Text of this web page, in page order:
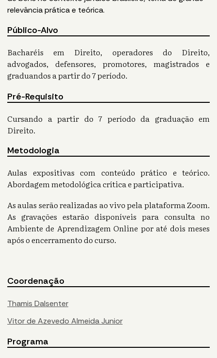
relevância prática e teórica.
Público-Alvo
Bacharéis em Direito, operadores do Direito,
advogados, defensores, promotores, magistrados e
graduandos a partir do 7 período.
Pré-Requisito
Cursando a partir do 7 período da graduação em
Direito.
Metodologia
Aulas expositivas com conteúdo prático e teórico.
Abordagem metodológica crítica e participativa.
As aulas serão realizadas ao vivo pela plataforma Zoom.
As gravações estarão disponíveis para consulta no
Ambiente de Aprendizagem Online por até dois meses
após o encerramento do curso.
Coordenação
Thamis Dalsenter
Vitor de Azevedo Almeida Junior
Programa